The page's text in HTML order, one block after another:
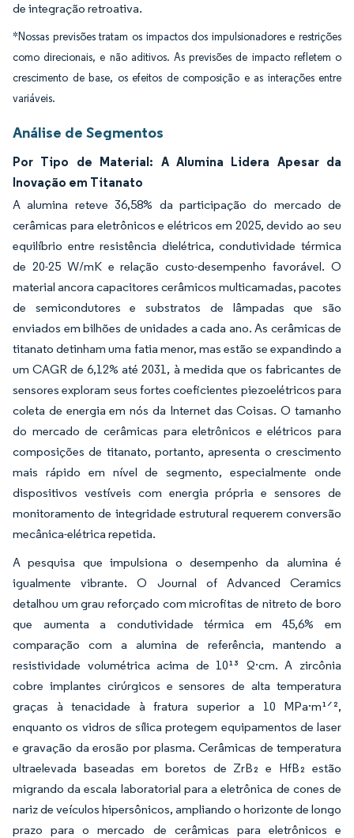
de integração retroativa.
*Nossas previsões tratam os impactos dos impulsionadores e restrições
como direcionais, e não aditivos. As previsões de impacto refletem o
crescimento de base, os efeitos de composição e as interações entre
variáveis.
Análise de Segmentos
Por Tipo de Material: A Alumina Lidera Apesar da
Inovação em Titanato
A alumina reteve 36,58% da participação do mercado de
cerâmicas para eletrônicos e elétricos em 2025, devido ao seu
equilíbrio entre resistência dielétrica, condutividade térmica
de 20-25 W/mK e relação custo-desempenho favorável. O
material ancora capacitores cerâmicos multicamadas, pacotes
de semicondutores e substratos de lâmpadas que são
enviados em bilhões de unidades a cada ano. As cerâmicas de
titanato detinham uma fatia menor, mas estão se expandindo a
um CAGR de 6,12% até 2031, à medida que os fabricantes de
sensores exploram seus fortes coeficientes piezoelétricos para
coleta de energia em nós da Internet das Coisas. O tamanho
do mercado de cerâmicas para eletrônicos e elétricos para
composições de titanato, portanto, apresenta o crescimento
mais rápido em nível de segmento, especialmente onde
dispositivos vestíveis com energia própria e sensores de
monitoramento de integridade estrutural requerem conversão
mecânica-elétrica repetida.
A pesquisa que impulsiona o desempenho da alumina é
igualmente vibrante. O Journal of Advanced Ceramics
detalhou um grau reforçado com microfitas de nitreto de boro
que aumenta a condutividade térmica em 45,6% em
comparação com a alumina de referência, mantendo a
resistividade volumétrica acima de 10¹³ Ω·cm. A zircônia
cobre implantes cirúrgicos e sensores de alta temperatura
graças à tenacidade à fratura superior a 10 MPa·m¹ᐟ²,
enquanto os vidros de sílica protegem equipamentos de laser
e gravação da erosão por plasma. Cerâmicas de temperatura
ultraelevada baseadas em boretos de ZrB₂ e HfB₂ estão
migrando da escala laboratorial para a eletrônica de cones de
nariz de veículos hipersônicos, ampliando o horizonte de longo
prazo para o mercado de cerâmicas para eletrônicos e